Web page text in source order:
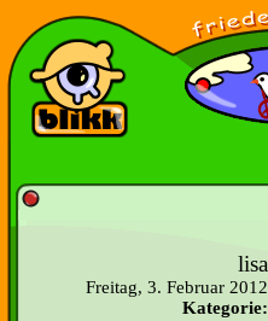
lisa
Freitag, 3. Februar 2012
Kategorie: